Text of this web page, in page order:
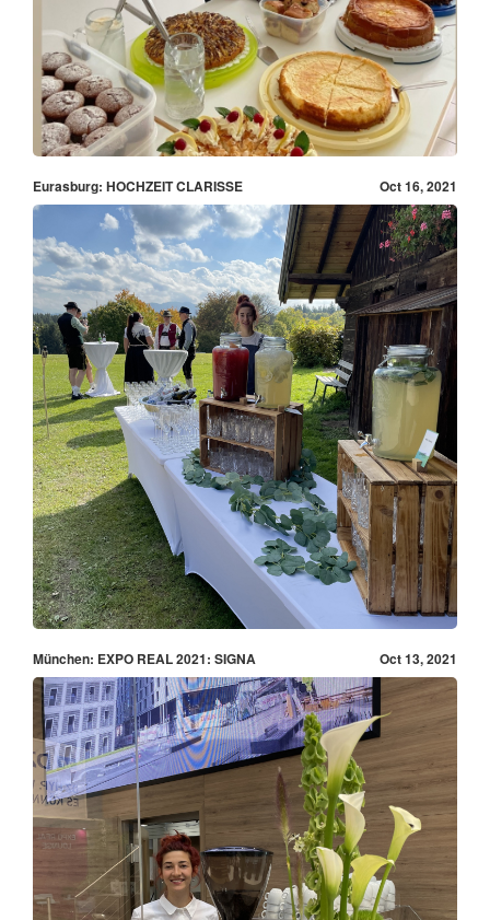
Eurasburg: HOCHZEIT CLARISSE Oct 16, 2021
München: EXPO REAL 2021: SIGNA Oct 13, 2021